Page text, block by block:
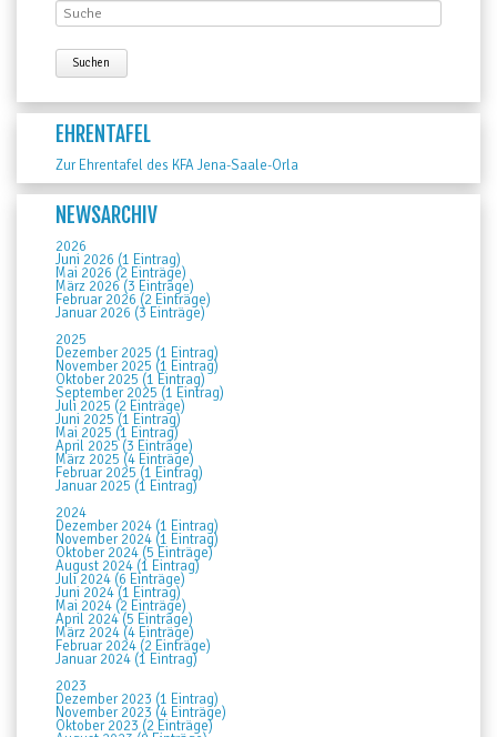
EHRENTAFEL
Zur Ehrentafel des KFA Jena-Saale-Orla
NEWSARCHIV
2026
Juni 2026 (1 Eintrag)
Mai 2026 (2 Einträge)
März 2026 (3 Einträge)
Februar 2026 (2 Einträge)
Januar 2026 (3 Einträge)
2025
Dezember 2025 (1 Eintrag)
November 2025 (1 Eintrag)
Oktober 2025 (1 Eintrag)
September 2025 (1 Eintrag)
Juli 2025 (2 Einträge)
Juni 2025 (1 Eintrag)
Mai 2025 (1 Eintrag)
April 2025 (3 Einträge)
März 2025 (4 Einträge)
Februar 2025 (1 Eintrag)
Januar 2025 (1 Eintrag)
2024
Dezember 2024 (1 Eintrag)
November 2024 (1 Eintrag)
Oktober 2024 (5 Einträge)
August 2024 (1 Eintrag)
Juli 2024 (6 Einträge)
Juni 2024 (1 Eintrag)
Mai 2024 (2 Einträge)
April 2024 (5 Einträge)
März 2024 (4 Einträge)
Februar 2024 (2 Einträge)
Januar 2024 (1 Eintrag)
2023
Dezember 2023 (1 Eintrag)
November 2023 (4 Einträge)
Oktober 2023 (2 Einträge)